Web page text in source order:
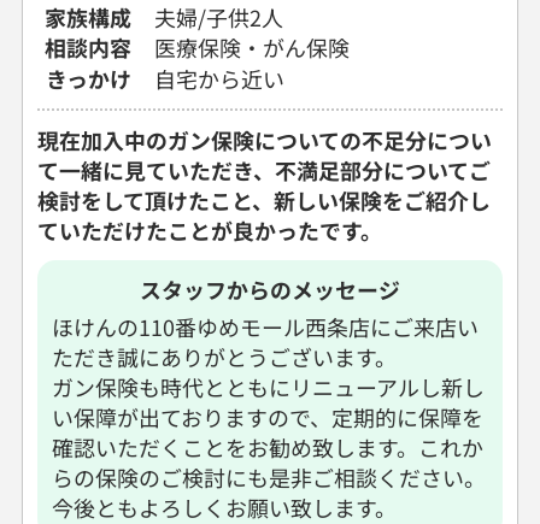
家族構成
夫婦/子供2人
相談内容
医療保険・がん保険
きっかけ
自宅から近い
現在加入中のガン保険についての不足分につい
て一緒に見ていただき、不満足部分についてご
検討をして頂けたこと、新しい保険をご紹介し
ていただけたことが良かったです。
スタッフからのメッセージ
ほけんの110番ゆめモール西条店にご来店い
ただき誠にありがとうございます。
ガン保険も時代とともにリニューアルし新し
い保障が出ておりますので、定期的に保障を
確認いただくことをお勧め致します。これか
らの保険のご検討にも是非ご相談ください。
今後ともよろしくお願い致します。